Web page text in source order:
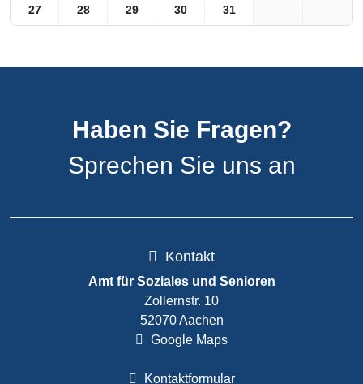
27 28 29 30 31
Haben Sie Fragen?
Sprechen Sie uns an
Kontakt
Amt für Soziales und Senioren
Zollernstr. 10
52070 Aachen
Google Maps
Kontaktformular